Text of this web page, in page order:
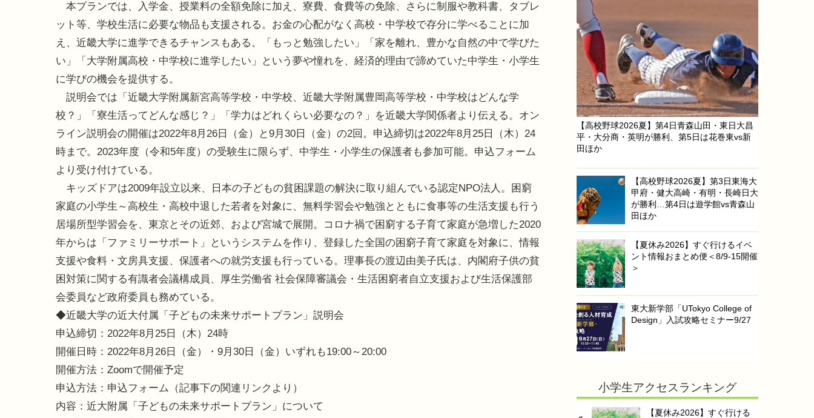
本プランでは、入学金、授業料の全額免除に加え、寮費、食費等の免除、さらに制服や教科書、タブレ
ット等、学校生活に必要な物品も支援される。お金の心配がなく高校・中学校で存分に学べることに加
え、近畿大学に進学できるチャンスもある。「もっと勉強したい」「家を離れ、豊かな自然の中で学びた
い」「大学附属高校・中学校に進学したい」という夢や憧れを、経済的理由で諦めていた中学生・小学生
に学びの機会を提供する。
説明会では「近畿大学附属新宮高等学校・中学校、近畿大学附属豊岡高等学校・中学校はどんな学
校？」「寮生活ってどんな感じ？」「学力はどれくらい必要なの？」を近畿大学関係者より伝える。オン
ライン説明会の開催は2022年8月26日（金）と9月30日（金）の2回。申込締切は2022年8月25日（木）24
時まで。2023年度（令和5年度）の受験生に限らず、中学生・小学生の保護者も参加可能。申込フォーム
より受け付けている。
キッズドアは2009年設立以来、日本の子どもの貧困課題の解決に取り組んでいる認定NPO法人。困窮
家庭の小学生～高校生・高校中退した若者を対象に、無料学習会や勉強とともに食事等の生活支援も行う
居場所型学習会を、東京とその近郊、および宮城で展開。コロナ禍で困窮する子育て家庭が急増した2020
年からは「ファミリーサポート」というシステムを作り、登録した全国の困窮子育て家庭を対象に、情報
支援や食料・文房具支援、保護者への就労支援も行っている。理事長の渡辺由美子氏は、内閣府子供の貧
困対策に関する有識者会議構成員、厚生労働省 社会保障審議会・生活困窮者自立支援および生活保護部
会委員など政府委員も務めている。
◆近畿大学の近大付属「子どもの未来サポートプラン」説明会
申込締切：2022年8月25日（木）24時
開催日時：2022年8月26日（金）・9月30日（金）いずれも19:00～20:00
開催方法：Zoomで開催予定
申込方法：申込フォーム（記事下の関連リンクより）
内容：近大附属「子どもの未来サポートプラン」について
【高校野球2026夏】第4日青森山田・東日大昌
平・大分商・英明が勝利、第5日は花巻東vs新
田ほか
【高校野球2026夏】第3日東海大
甲府・健大高崎・有明・長崎日大
が勝利…第4日は遊学館vs青森山
田ほか
【夏休み2026】すぐ行けるイベ
ント情報おまとめ便＜8/9-15開催
＞
東大新学部「UTokyo College of
Design」入試攻略セミナー9/27
小学生アクセスランキング
【夏休み2026】すぐ行ける